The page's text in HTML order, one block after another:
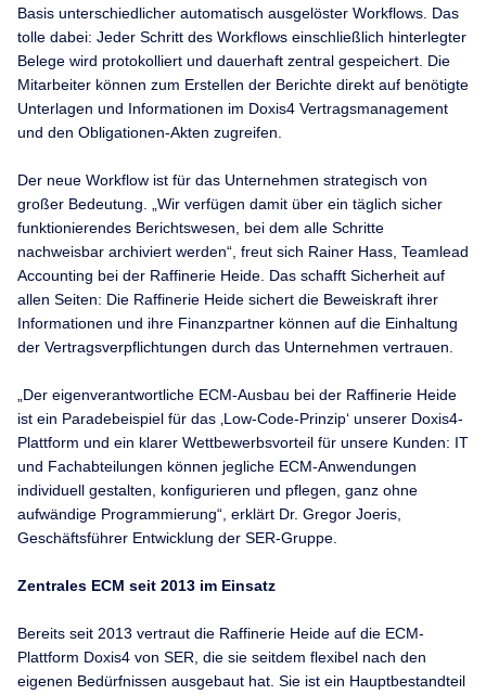
Basis unterschiedlicher automatisch ausgelöster Workflows. Das
tolle dabei: Jeder Schritt des Workflows einschließlich hinterlegter
Belege wird protokolliert und dauerhaft zentral gespeichert. Die
Mitarbeiter können zum Erstellen der Berichte direkt auf benötigte
Unterlagen und Informationen im Doxis4 Vertragsmanagement
und den Obligationen-Akten zugreifen.
Der neue Workflow ist für das Unternehmen strategisch von
großer Bedeutung. „Wir verfügen damit über ein täglich sicher
funktionierendes Berichtswesen, bei dem alle Schritte
nachweisbar archiviert werden“, freut sich Rainer Hass, Teamlead
Accounting bei der Raffinerie Heide. Das schafft Sicherheit auf
allen Seiten: Die Raffinerie Heide sichert die Beweiskraft ihrer
Informationen und ihre Finanzpartner können auf die Einhaltung
der Vertragsverpflichtungen durch das Unternehmen vertrauen.
„Der eigenverantwortliche ECM-Ausbau bei der Raffinerie Heide
ist ein Paradebeispiel für das ‚Low-Code-Prinzip‘ unserer Doxis4-
Plattform und ein klarer Wettbewerbsvorteil für unsere Kunden: IT
und Fachabteilungen können jegliche ECM-Anwendungen
individuell gestalten, konfigurieren und pflegen, ganz ohne
aufwändige Programmierung“, erklärt Dr. Gregor Joeris,
Geschäftsführer Entwicklung der SER-Gruppe.
Zentrales ECM seit 2013 im Einsatz
Bereits seit 2013 vertraut die Raffinerie Heide auf die ECM-
Plattform Doxis4 von SER, die sie seitdem flexibel nach den
eigenen Bedürfnissen ausgebaut hat. Sie ist ein Hauptbestandteil